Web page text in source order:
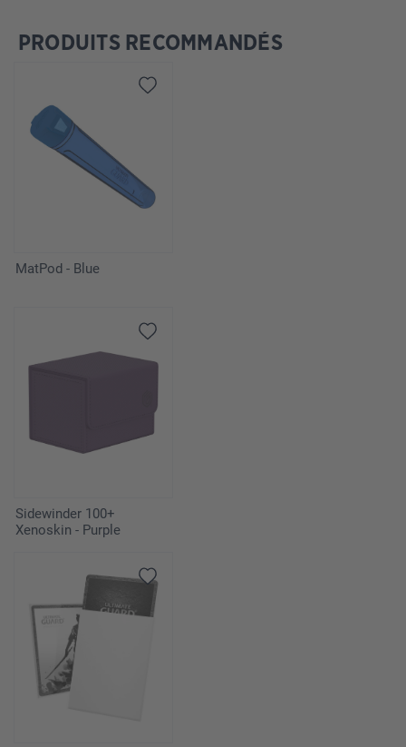
Ignorer la galerie de produits
PRODUITS RECOMMANDÉS
MatPod - Blue
Sidewinder 100+
Xenoskin - Purple